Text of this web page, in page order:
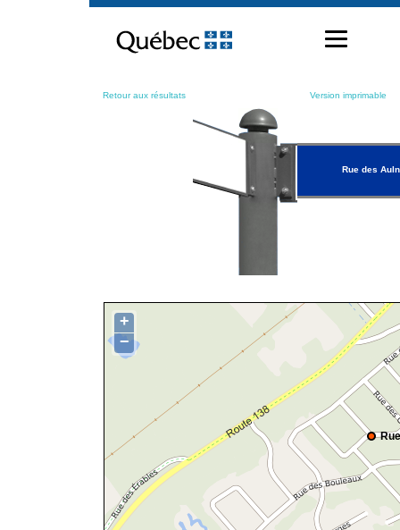
contenu
Retour aux résultats Version imprimable
Rue des
+
−